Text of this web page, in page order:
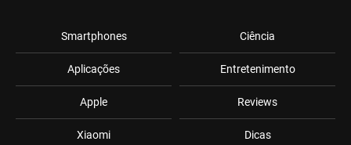
Smartphones
Aplicações
Apple
Xiaomi
Ciência
Entretenimento
Reviews
Dicas